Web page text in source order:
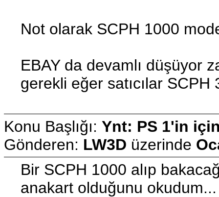
Not olarak SCPH 1000
EBAY da devamlı düşüyor
gerekli eğer satıcılar
Konu Başlığı: Ynt: PS 1'in
Gönderen: LW3D üzerinde
Bir SCPH 1000 alıp
anakart olduğunu